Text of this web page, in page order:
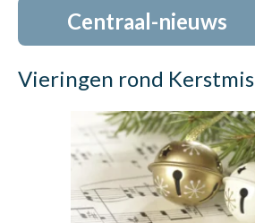
Centraal-nieuws
Vieringen rond Kerstmis